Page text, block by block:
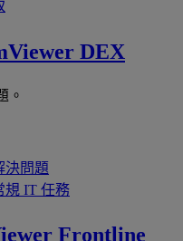
DEX
。
決問題
規 IT 任務
Frontline